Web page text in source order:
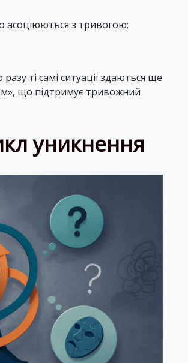
асоціюються з тривогою;
ті самі ситуації здаються ще
що підтримує тривожний
уникнення